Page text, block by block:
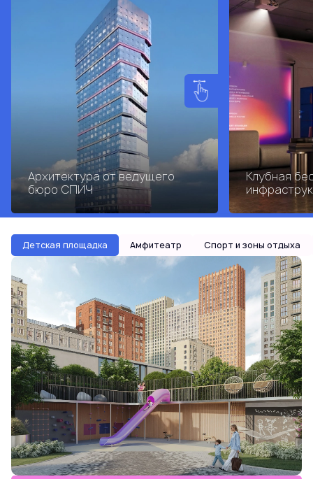
Архитектура от ведущего
бюро СПИЧ
Клубная
Детская площадка Амфитеатр Спорт и зоны отдыха